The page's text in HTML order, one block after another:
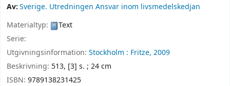
Av:Sverige. Utredningen Ansvar inom livsmedelskedjan
Materialtyp:
Text
Serie:
Utgivningsinformation: Stockholm : Fritze, 2009
Beskrivning: 513, [3] s. ; 24 cm
ISBN: 9789138231425